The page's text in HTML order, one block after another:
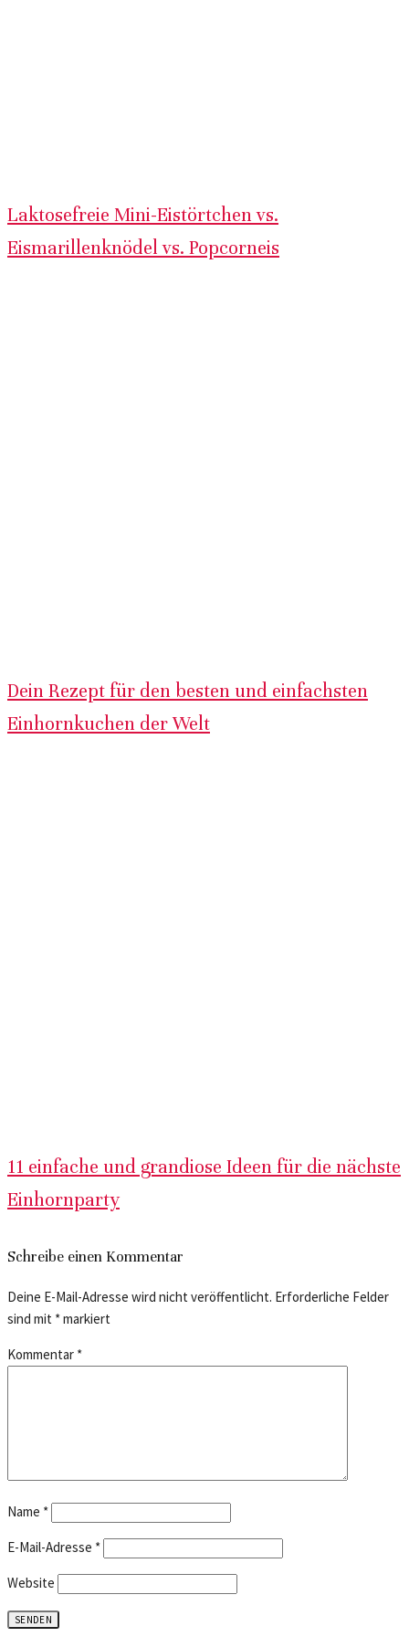
Laktosefreie Mini-Eistörtchen vs.
Eismarillenknödel vs. Popcorneis
Dein Rezept für den besten und einfachsten
Einhornkuchen der Welt
11 einfache und grandiose Ideen für die nächste
Einhornparty
Schreibe einen Kommentar
Deine E-Mail-Adresse wird nicht veröffentlicht. Erforderliche Felder
sind mit *markiert
Kommentar *
Name *
E-Mail-Adresse *
Website